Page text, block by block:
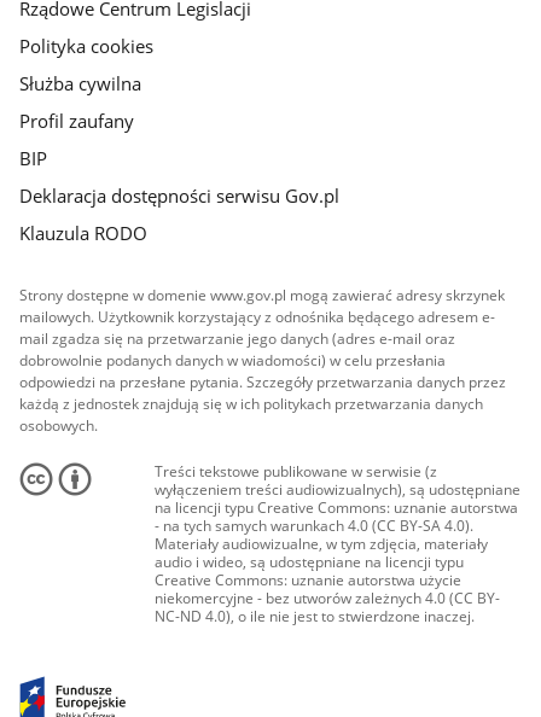
Rządowe Centrum Legislacji
Polityka cookies
Służba cywilna
Profil zaufany
BIP
Deklaracja dostępności serwisu Gov.pl
Klauzula RODO
Strony dostępne w domenie www.gov.pl mogą zawierać adresy skrzynek
mailowych. Użytkownik korzystający z odnośnika będącego adresem e-
mail zgadza się na przetwarzanie jego danych (adres e-mail oraz
dobrowolnie podanych danych w wiadomości) w celu przesłania
odpowiedzi na przesłane pytania. Szczegóły przetwarzania danych przez
każdą z jednostek znajdują się w ich politykach przetwarzania danych
osobowych.
Treści tekstowe publikowane w serwisie (z
wyłączeniem treści audiowizualnych), są udostępniane
na licencji typu Creative Commons: uznanie autorstwa
- na tych samych warunkach 4.0 (CC BY-SA 4.0).
Materiały audiowizualne, w tym zdjęcia, materiały
audio i wideo, są udostępniane na licencji typu
Creative Commons: uznanie autorstwa użycie
niekomercyjne - bez utworów zależnych 4.0 (CC BY-
NC-ND 4.0), o ile nie jest to stwierdzone inaczej.